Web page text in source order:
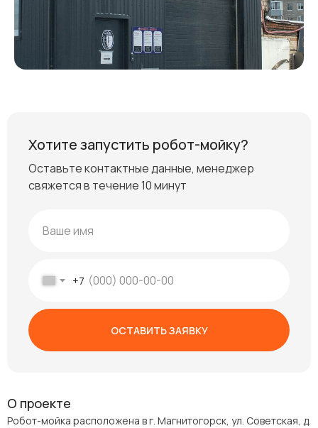
Хотите запустить робот-мойку?
Оставьте контактные данные, менеджер
свяжется в течение 10 минут
+7
ОСТАВИТЬ ЗАЯВКУ
О проекте
Робот-мойка расположена в г. Магнитогорск, ул. Советская, д.